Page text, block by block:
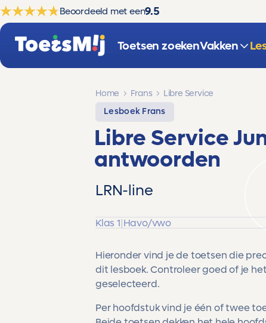
Beoordeeld met een9.5
Toetsen zoekenVakken
Home Frans
Libre Service
Lesboek Frans
Libre Service
antwoorden
LRN-line
Klas 1|Havo/vwo
Hieronder vind je de toetsen die
dit lesboek. Controleer goed of je
geselecteerd.
Per hoofdstuk vind je één of twee